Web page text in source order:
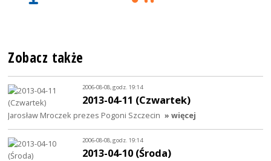
Zobacz także
2006-08-08, godz. 19:14
2013-04-11 (Czwartek)
Jarosław Mroczek prezes Pogoni Szczecin » więcej
2006-08-08, godz. 19:14
2013-04-10 (Środa)